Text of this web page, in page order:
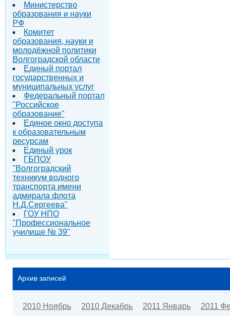
Министерство
образования и науки
РФ
Комитет
образования, науки и
молодёжной политики
Волгоградской области
Единый портал
государственных и
муниципальных услуг
Федеральный портал
"Российское
образование"
Единое окно доступа
к образовательным
ресурсам
Единый урок
ГБПОУ
"Волгоградский
техникум водного
транспорта имени
адмирала флота
Н.Д.Сергеева"
ГОУ НПО
"Профессиональное
училище № 39"
Архив записей
2010 Ноябрь 2010 Декабрь 2011 Январь 2011